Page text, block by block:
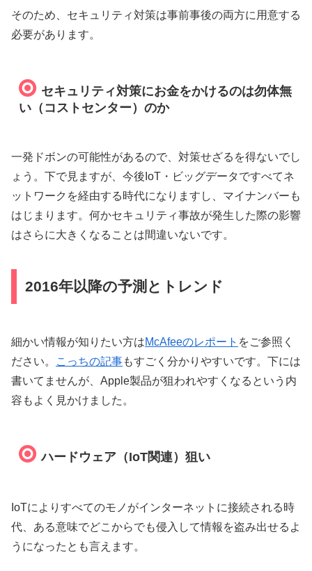
そのため、セキュリティ対策は事前事後の両方に用意する
必要があります。
セキュリティ対策にお金をかけるのは勿体無
い（コストセンター）のか
一発ドボンの可能性があるので、対策せざるを得ないでし
ょう。下で見ますが、今後IoT・ビッグデータですべてネ
ットワークを経由する時代になりますし、マイナンバーも
はじまります。何かセキュリティ事故が発生した際の影響
はさらに大きくなることは間違いないです。
2016年以降の予測とトレンド
細かい情報が知りたい方はMcAfeeのレポート をご参照く
ださい。
こっちの記事もすごく分かりやすいです。下には
書いてませんが、Apple製品が狙われやすくなるという内
容もよく見かけました。
ハードウェア（IoT関連）狙い
IoTによりすべてのモノがインターネットに接続される時
代、ある意味でどこからでも侵入して情報を盗み出せるよ
うになったとも言えます。